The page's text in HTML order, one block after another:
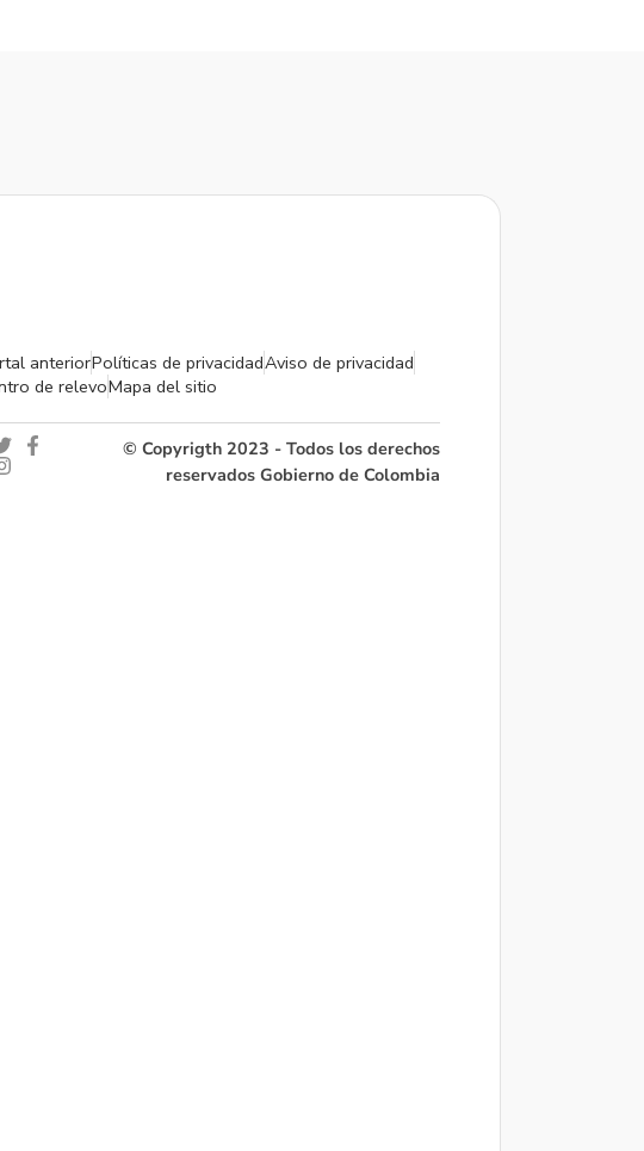
anteriorPolíticas de privacidadAviso de privacidad
de relevoMapa del sitio
© Copyrigth 2023 - Todos los derechos
reservados Gobierno de Colombia